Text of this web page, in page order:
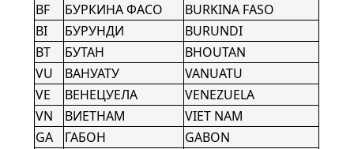
BF
БУРКИНА ФАСО
BURKINA FASO
BI
БУРУНДИ
BURUNDI
BT
БУТАН
BHOUTAN
VU
ВАНУАТУ
VANUATU
VE
ВЕНЕЦУЕЛА
VENEZUELA
VN
ВИЕТНАМ
VIET NAM
GA
ГАБОН
GABON